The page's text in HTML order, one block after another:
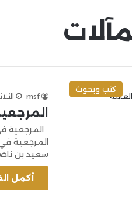
كتب وبحوث
msf الثلاثاء 22 شعبان
المرجعية
المرجعية
سعيد بن
أكمل